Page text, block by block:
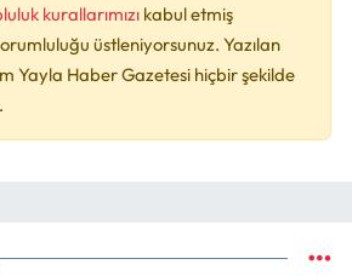
kurallarımızı kabul etmiş
üstleniyorsunuz. Yazılan
Yayla Haber Gazetesi hiçbir şekilde